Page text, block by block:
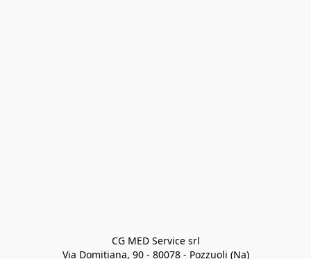
CG MED Service srl
Via Domitiana, 90 - 80078 - Pozzuoli (Na)